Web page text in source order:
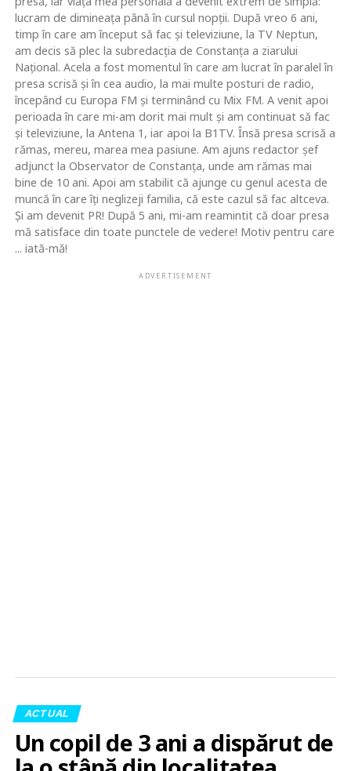
lucram de dimineaţa până în cursul nopţii. După vreo 6 ani,
timp în care am început să fac şi televiziune, la TV Neptun,
am decis să plec la subredacţia de Constanţa a ziarului
Naţional. Acela a fost momentul în care am lucrat în paralel în
presa scrisă şi în cea audio, la mai multe posturi de radio,
începând cu Europa FM şi terminând cu Mix FM. A venit apoi
perioada în care mi-am dorit mai mult şi am continuat să fac
şi televiziune, la Antena 1, iar apoi la B1TV. Însă presa scrisă a
rămas, mereu, marea mea pasiune. Am ajuns redactor şef
adjunct la Observator de Constanţa, unde am rămas mai
bine de 10 ani. Apoi am stabilit că ajunge cu genul acesta de
muncă în care îţi neglizeji familia, că este cazul să fac altceva.
Şi am devenit PR! După 5 ani, mi-am reamintit că doar presa
mă satisface din toate punctele de vedere! Motiv pentru care
... iată-mă!
ADVERTISEMENT
ACTUAL
Un copil de 3 ani a dispărut de